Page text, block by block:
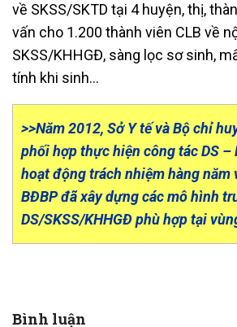
về SKSS/SKTD tại 4 huyện, thị,
vấn cho 1.200 thành viên CLB về
SKSS/KHHGĐ, sàng lọc sơ sinh,
tính khi sinh…
>>Năm 2012, Sở Y tế và Bộ chỉ
phối hợp thực hiện công tác DS
hoạt động trách nhiệm hàng năm
BĐBP đã xây dựng các mô hình
DS/SKSS/KHHGĐ phù hợp tại
Bình luận